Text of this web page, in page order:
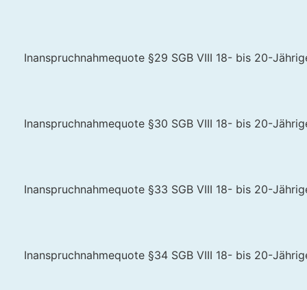
Inanspruchnahmequote §29 SGB VIII 18- bis 20-
Inanspruchnahmequote §30 SGB VIII 18- bis 20-
Inanspruchnahmequote §33 SGB VIII 18- bis 20-
Inanspruchnahmequote §34 SGB VIII 18- bis 20-